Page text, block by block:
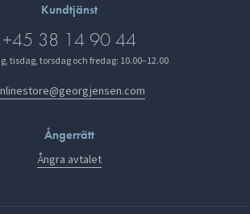
Kundtjänst
+45 38 14 90 44
tisdag, torsdag och fredag: 10.00–12.00
Ångerrätt
Ångra avtalet